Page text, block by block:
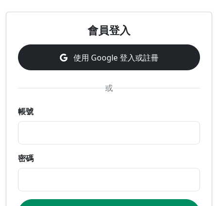
會員登入
使用 Google 登入或註冊
或
帳號
密碼